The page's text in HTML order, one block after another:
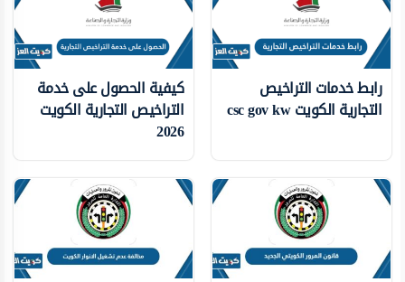
رابط خدمات التراخيص
التجارية الكويت csc gov kw
كيفية الحصول على خدمة
التراخيص التجارية الكويت
2026